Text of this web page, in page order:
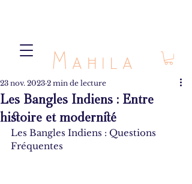
Mahila
Les Bangles Indiens : Entre
histoire et modernité
23 nov. 2023 2 min de lecture
Les Bangles Indiens : Questions
Fréquentes